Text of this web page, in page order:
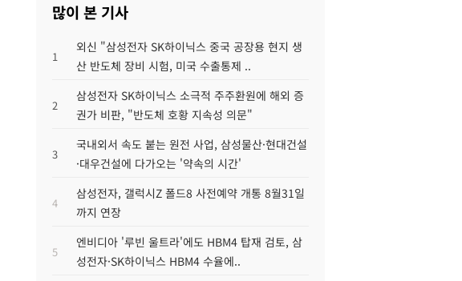
많이 본 기사
1
외신 "삼성전자 SK하이닉스 중국 공장용 현지 생
산 반도체 장비 시험, 미국 수출통제 ..
2
삼성전자 SK하이닉스 소극적 주주환원에 해외 증
권가 비판, "반도체 호황 지속성 의문"
3
국내외서 속도 붙는 원전 사업, 삼성물산·현대건설
·대우건설에 다가오는 '약속의 시간'
4
삼성전자, 갤럭시Z 폴드8 사전예약 개통 8월31일
까지 연장
5
엔비디아 '루빈 울트라'에도 HBM4 탑재 검토, 삼
성전자·SK하이닉스 HBM4 수율에..